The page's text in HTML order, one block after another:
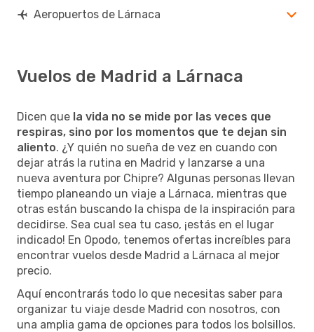
Aeropuertos de Lárnaca
Vuelos de Madrid a Lárnaca
Dicen que la vida no se mide por las veces que
respiras, sino por los momentos que te dejan sin
aliento. ¿Y quién no sueña de vez en cuando con
dejar atrás la rutina en Madrid y lanzarse a una
nueva aventura por Chipre? Algunas personas llevan
tiempo planeando un viaje a Lárnaca, mientras que
otras están buscando la chispa de la inspiración para
decidirse. Sea cual sea tu caso, ¡estás en el lugar
indicado! En Opodo, tenemos ofertas increíbles para
encontrar vuelos desde Madrid a Lárnaca al mejor
precio.
Aquí encontrarás todo lo que necesitas saber para
organizar tu viaje desde Madrid con nosotros, con
una amplia gama de opciones para todos los bolsillos.